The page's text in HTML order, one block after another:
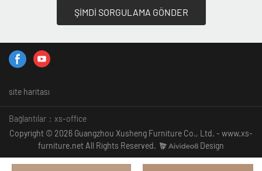
ŞİMDİ SORGULAMA GÖNDER
site haritası
Bağlantılar： xs-office
Copyright © 2026 Guangzhou Xusheng Furniture Co., Ltd. - www.xs-
furniture.net All Rights Reserved.
Design